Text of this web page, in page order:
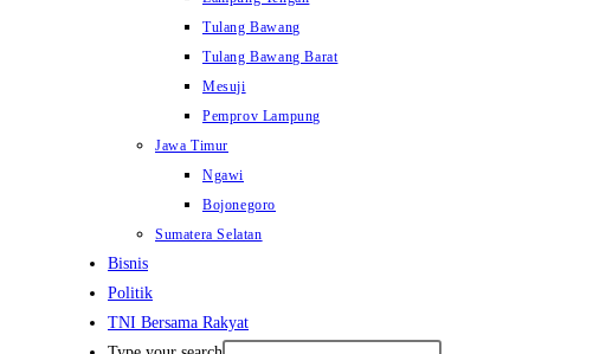
Tulang Bawang
Tulang Bawang Barat
Mesuji
Pemprov Lampung
Jawa Timur
Ngawi
Bojonegoro
Sumatera Selatan
Bisnis
Politik
TNI Bersama Rakyat